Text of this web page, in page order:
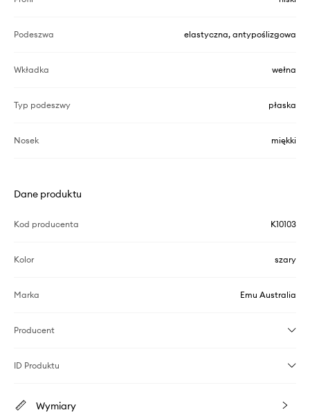
Podeszwa elastyczna, antypoślizgowa
Wkładka wełna
Typ podeszwy płaska
Nosek miękki
Dane produktu
Kod producenta K10103
Kolor szary
Marka Emu Australia
Producent
ID Produktu
Wymiary